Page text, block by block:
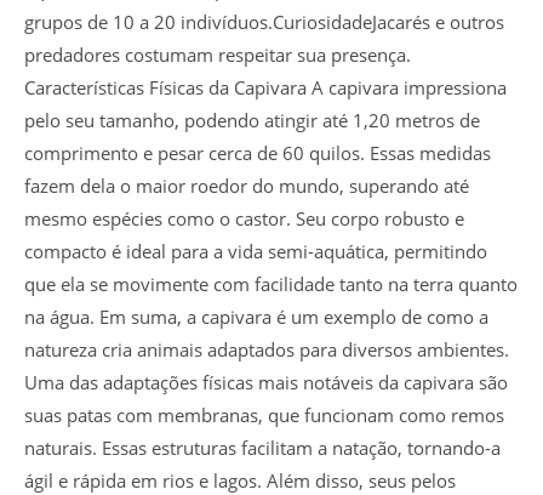
grupos de 10 a 20 indivíduos.CuriosidadeJacarés e outros
predadores costumam respeitar sua presença.
Características Físicas da Capivara A capivara impressiona
pelo seu tamanho, podendo atingir até 1,20 metros de
comprimento e pesar cerca de 60 quilos. Essas medidas
fazem dela o maior roedor do mundo, superando até
mesmo espécies como o castor. Seu corpo robusto e
compacto é ideal para a vida semi-aquática, permitindo
que ela se movimente com facilidade tanto na terra quanto
na água. Em suma, a capivara é um exemplo de como a
natureza cria animais adaptados para diversos ambientes.
Uma das adaptações físicas mais notáveis da capivara são
suas patas com membranas, que funcionam como remos
naturais. Essas estruturas facilitam a natação, tornando-a
ágil e rápida em rios e lagos. Além disso, seus pelos